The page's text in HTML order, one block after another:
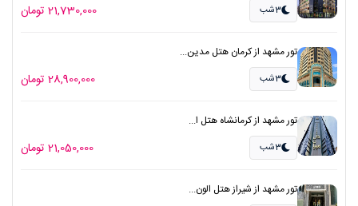
3شب 21,730,000 تومان
تور مشهد از کرمان هتل مدین...
3شب 28,900,000 تومان
تور مشهد از کرمانشاه هتل ا...
3شب 21,050,000 تومان
تور مشهد از شیراز هتل الون...